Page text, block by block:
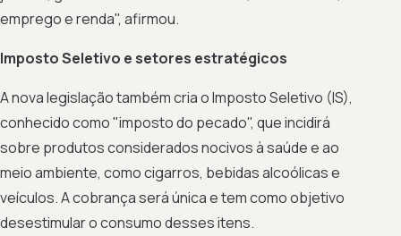
emprego e renda", afirmou.
Imposto Seletivo e setores estratégicos
A nova legislação também cria o Imposto Seletivo (IS),
conhecido como "imposto do pecado", que incidirá
sobre produtos considerados nocivos à saúde e ao
meio ambiente, como cigarros, bebidas alcoólicas e
veículos. A cobrança será única e tem como objetivo
desestimular o consumo desses itens.